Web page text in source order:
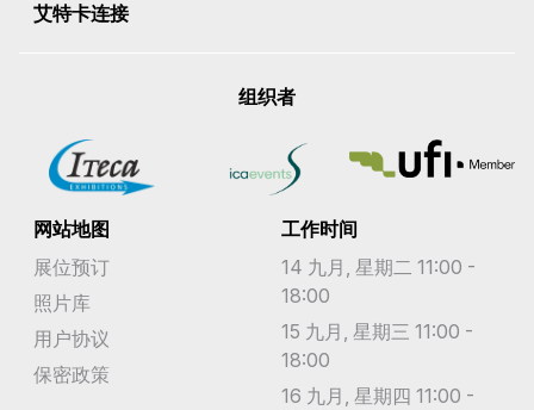
艾特卡连接
组织者
网站地图
展位预订
照片库
用户协议
保密政策
工作时间
14 九月, 星期二 11:00 -
18:00
15 九月, 星期三 11:00 -
18:00
16 九月, 星期四 11:00 -